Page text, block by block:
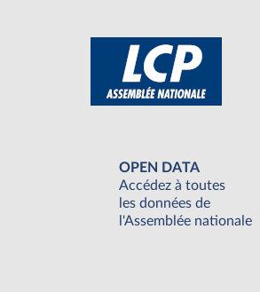
OPEN DATA
Accédez à toutes
les données de
l'Assemblée nationale